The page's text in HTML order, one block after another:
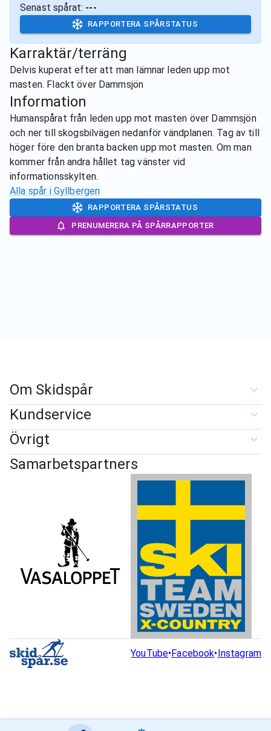
Senast spårat: ---
RAPPORTERA SPÅRSTATUS
Karraktär/terräng
Delvis kuperat efter att man lämnar leden upp mot
masten. Flackt över Dammsjön
Information
Humanspårat från leden upp mot masten över Dammsjön
och ner till skogsbilvägen nedanför vändplanen. Tag av till
höger före den branta backen upp mot masten. Om man
kommer från andra hållet tag vänster vid
informationsskylten.
Alla spår i Gyllbergen
RAPPORTERA SPÅRSTATUS
PRENUMERERA PÅ SPÅRRAPPORTER
Om Skidspår
Kundservice
Övrigt
Samarbetspartners
YouTube•Facebook•Instagram